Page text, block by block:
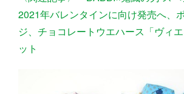
2021年バレンタインに向け発売へ、
ジ、チョコレートウエハース「ヴィ
ット